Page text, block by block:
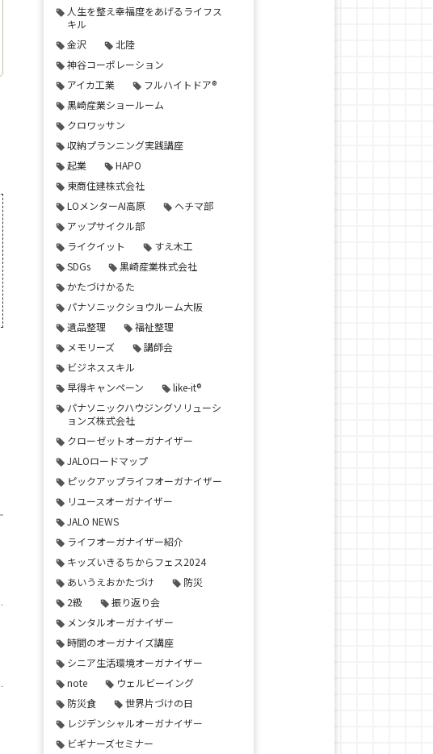
人生を整え幸福度をあげるライフス
キル
金沢
北陸
神谷コーポレーション
アイカ工業
フルハイトドア®
黒崎産業ショールーム
クロワッサン
収納プランニング実践講座
起業
HAPO
東商住建株式会社
LOメンターAI高原
ヘチマ部
アップサイクル部
ライクイット
すえ木工
SDGs
黒崎産業株式会社
かたづけかるた
パナソニックショウルーム大阪
遺品整理
福祉整理
メモリーズ
講師会
ビジネススキル
早得キャンペーン
like-it®
パナソニックハウジングソリューシ
ョンズ株式会社
クローゼットオーガナイザー
JALOロードマップ
ピックアップライフオーガナイザー
リユースオーガナイザー
JALO NEWS
ライフオーガナイザー紹介
キッズいきるちからフェス2024
あいうえおかたづけ
防災
2級
振り返り会
メンタルオーガナイザー
時間のオーガナイズ講座
シニア生活環境オーガナイザー
note
ウェルビーイング
防災食
世界片づけの日
レジデンシャルオーガナイザー
ビギナーズセミナー